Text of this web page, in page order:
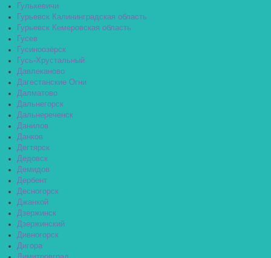
Гулькевичи
Гурьевск Калининградская область
Гурьевск Кемеровская область
Гусев
Гусиноозёрск
Гусь-Хрустальный
Давлеканово
Дагестанские Огни
Далматово
Дальнегорск
Дальнереченск
Данилов
Данков
Дегтярск
Дедовск
Демидов
Дербент
Десногорск
Джанкой
Дзержинск
Дзержинский
Дивногорск
Дигора